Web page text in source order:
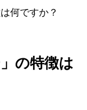
何ですか？
の特徴は